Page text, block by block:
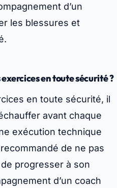
d’un
les blessures et
en toute sécurité ?
en toute sécurité, il
avant chaque
exécution technique
de ne pas
progresser à son
d’un coach